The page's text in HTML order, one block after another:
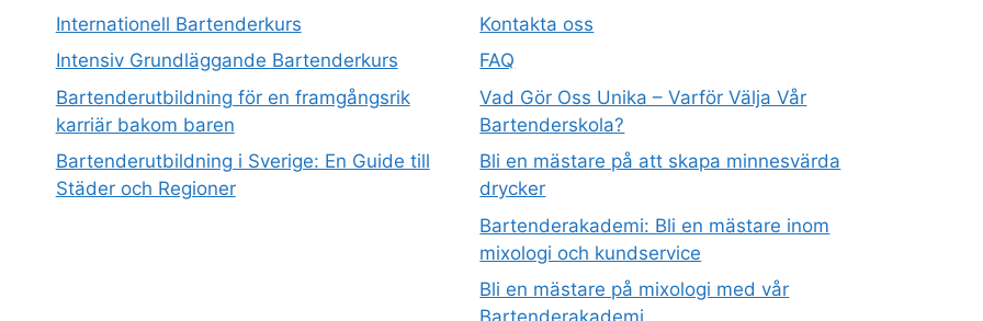
Internationell Bartenderkurs​
Intensiv Grundläggande Bartenderkurs
Bartenderutbildning för en framgångsrik
karriär bakom baren
Bartenderutbildning i Sverige: En Guide till
Städer och Regioner
Kontakta oss
FAQ
Vad Gör Oss Unika – Varför Välja Vår
Bartenderskola?
Bli en mästare på att skapa minnesvärda
drycker
Bartenderakademi: Bli en mästare inom
mixologi och kundservice
Bli en mästare på mixologi med vår